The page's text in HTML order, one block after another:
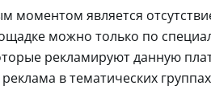
моментом является
можно только по
рекламируют данную
в тематических